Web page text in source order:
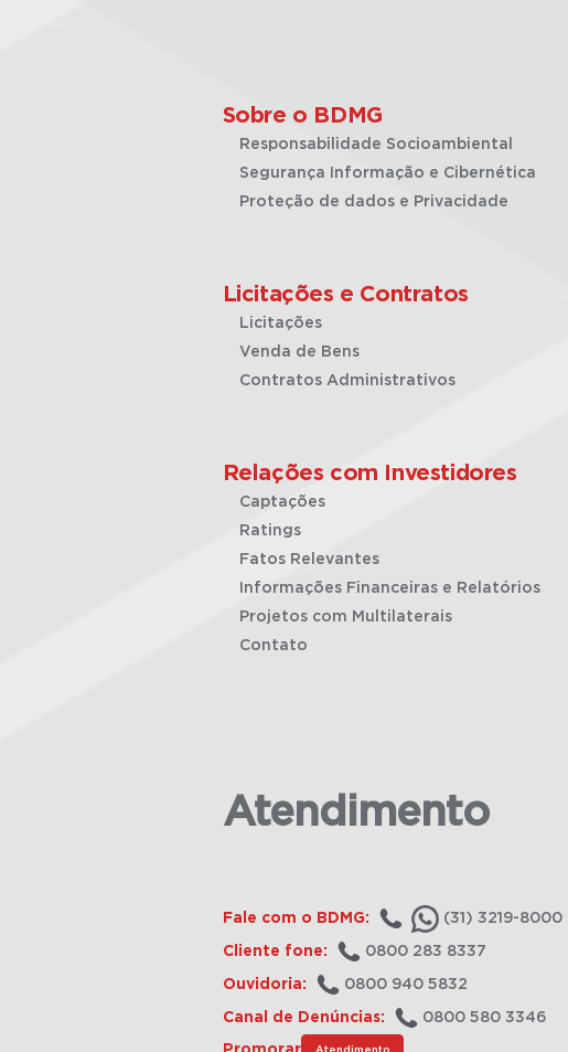
Sobre o BDMG
Responsabilidade Socioambiental
Segurança Informação e Cibernética
Proteção de dados e Privacidade
Licitações e Contratos
Licitações
Venda de Bens
Contratos Administrativos
Relações com Investidores
Captações
Ratings
Fatos Relevantes
Informações Financeiras e Relatórios
Projetos com Multilaterais
Contato
Atendimento
Fale com o BDMG: (31) 3219-8000
Cliente fone: 0800 283 8337
Ouvidoria: 0800 940 5832
Canal de Denúncias: 0800 580 3346
Atendimento